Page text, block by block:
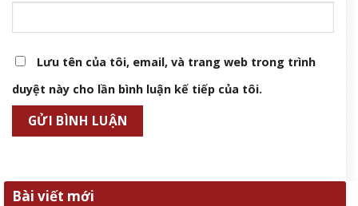
Lưu tên của tôi, email, và trang web trong trình
duyệt này cho lần bình luận kế tiếp của tôi.
Bài viết mới